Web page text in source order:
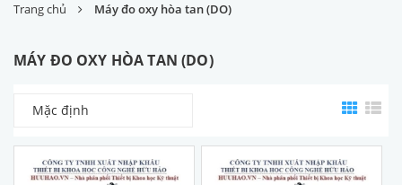
Trang chủ Máy đo oxy hòa tan (DO)
MÁY ĐO OXY HÒA TAN (DO)
Mặc định